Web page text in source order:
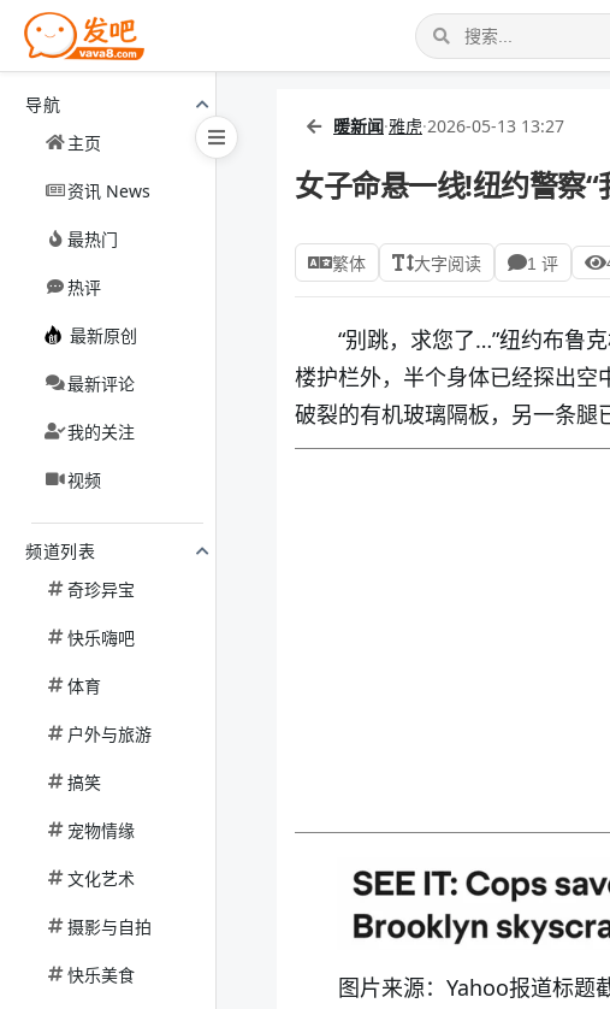
导航
主页
资讯 News
最热门
热评
最新原创
最新评论
我的关注
视频
频道列表
奇珍异宝
快乐嗨吧
体育
户外与旅游
搞笑
宠物情缘
文化艺术
摄影与自拍
快乐美食
暖新闻·雅虎·2026-05-13 13:27
女子命悬一线!纽约警察
繁体 大字阅读 1 评
“别跳，求您了…”纽约布鲁
楼护栏外，半个身体已经探出空
破裂的有机玻璃隔板，另一条腿
图片来源：Yahoo报道标题